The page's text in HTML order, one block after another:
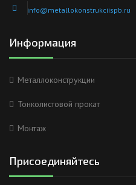
info@metallokonstrukciispb.ru
Информация
Металлоконструкции
Тонколистовой прокат
Монтаж
Присоединяйтесь